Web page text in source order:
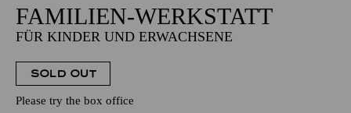
FAMILIEN-WERKSTATT
FÜR KINDER UND ERWACHSENE
SOLD OUT
Please try the box office